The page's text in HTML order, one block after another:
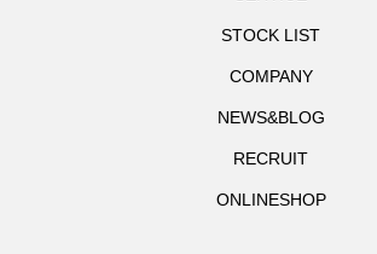
STOCK LIST
COMPANY
NEWS&BLOG
RECRUIT
ONLINESHOP